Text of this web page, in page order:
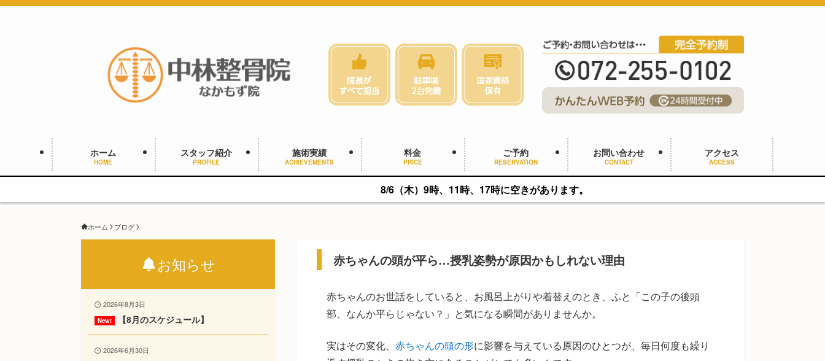
ホーム
HOME
スタッフ紹介
PROFILE
施術実績
ACHIEVEMENTS
料金
PRICE
ご予約
RESERVATION
お問い合わせ
CONTACT
アクセス
ACCESS
8/6（木）9時、11時、17時に空きがあります。
ホーム ブログ
赤ちゃんの頭が平ら…授乳姿勢が原因かもしれない理由
赤ちゃんのお世話をしていると、お風呂上がりや着替えのとき、ふと「この子の後頭
部、なんか平らじゃない？」と気になる瞬間がありませんか。
実はその変化、 赤ちゃんの頭の形に影響を与えている原因のひとつが、毎日何度も繰り
お知らせ
2026年8月3日
【8月のスケジュール】
2026年6月30日